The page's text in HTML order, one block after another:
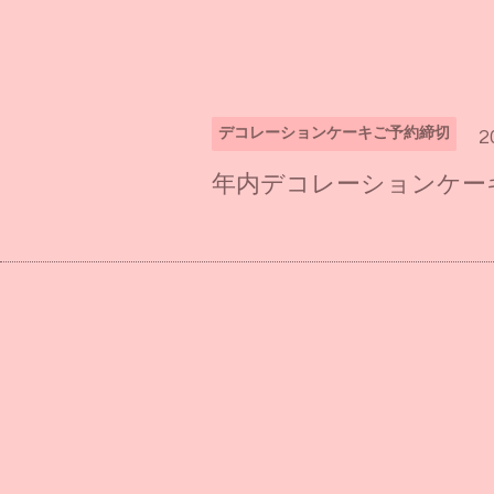
デコレーションケーキご予約締切
年内デコレーションケー